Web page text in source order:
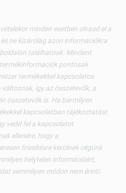
minden esetben olvasd el a
ne kizárólag azon információkra
találhatóak. Mindent
pontosak
termékekkel kapcsolatos
így az összetevők, a
összetevők is. Ha bármilyen
kapcsolatban tájékoztatást
vedd fel a kapcsolatot
ellenére, hogy a
frissítésre kerülnek cégünk
helytelen információért,
semmilyen módon nem érinti.